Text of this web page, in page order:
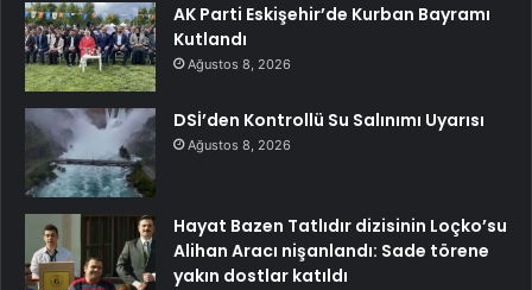
AK Parti Eskişehir’de Kurban Bayramı
Kutlandı
Ağustos 8, 2026
DSİ’den Kontrollü Su Salınımı Uyarısı
Ağustos 8, 2026
Hayat Bazen Tatlıdır dizisinin Loçko’su
Alihan Aracı nişanlandı: Sade törene
yakın dostlar katıldı